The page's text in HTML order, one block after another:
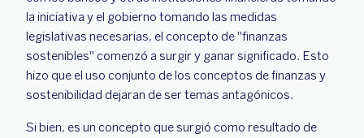
la iniciativa y el gobierno tomando las medidas
legislativas necesarias, el concepto de "finanzas
sostenibles" comenzó a surgir y ganar significado. Esto
hizo que el uso conjunto de los conceptos de finanzas y
sostenibilidad dejaran de ser temas antagónicos.
Si bien, es un concepto que surgió como resultado de